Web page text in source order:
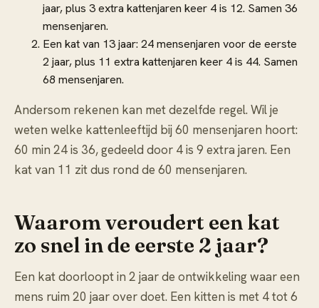
jaar, plus 3 extra kattenjaren keer 4 is 12. Samen 36
mensenjaren.
Een kat van 13 jaar: 24 mensenjaren voor de eerste
2 jaar, plus 11 extra kattenjaren keer 4 is 44. Samen
68 mensenjaren.
Andersom rekenen kan met dezelfde regel. Wil je
weten welke kattenleeftijd bij 60 mensenjaren hoort:
60 min 24 is 36, gedeeld door 4 is 9 extra jaren. Een
kat van 11 zit dus rond de 60 mensenjaren.
Waarom veroudert een kat
zo snel in de eerste 2 jaar?
Een kat doorloopt in 2 jaar de ontwikkeling waar een
mens ruim 20 jaar over doet. Een kitten is met 4 tot 6